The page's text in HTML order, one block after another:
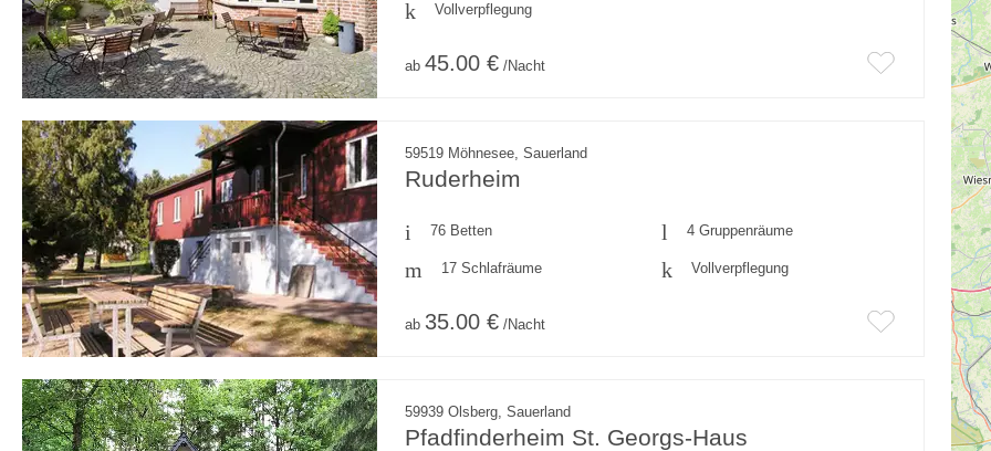
Vollverpflegung
ab 45.00 € /Nacht
59519 Möhnesee, Sauerland
Ruderheim
76 Betten 4 Gruppenräume
17 Schlafräume Vollverpflegung
ab 35.00 € /Nacht
59939 Olsberg, Sauerland
Pfadfinderheim St. Georgs-Haus